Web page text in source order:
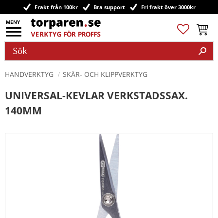
Meny
Frakt från 100kr Bra support Fri frakt över 3000kr
Favoriter
HANDVERKTYG SKÄR- OCH KLIPPVERKTYG
UNIVERSAL-KEVLAR VERKSTADSSAX.
140MM